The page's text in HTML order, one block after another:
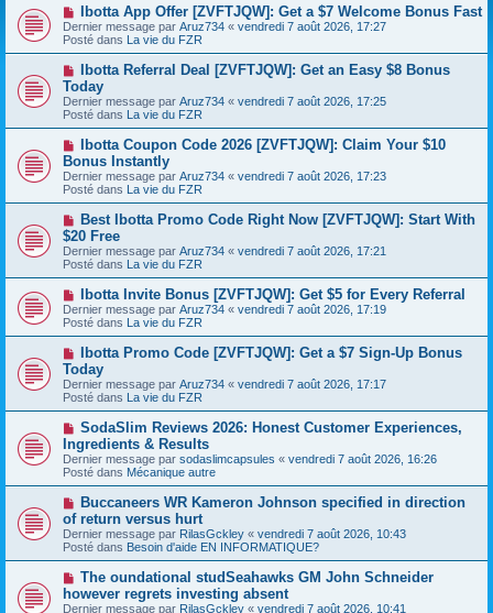
e
N
o
u
v
e
a
u
m
e
s
s
a
g
e
Ibotta App Offer [ZVFTJQW]: Get a $7 Welcome Bonus Fast
Dernier message par Aruz734 « vendredi 7 août 2026, 17:27
Posté dans La vie du FZR
N
u
v
e
a
m
e
s
a
g
e
Ibotta Referral Deal [ZVFTJQW]: Get an Easy $8 Bonus
Today
Dernier message par Aruz734 « vendredi 7 août 2026, 17:25
Posté dans La vie du FZR
N
u
v
e
a
m
e
s
a
g
e
Ibotta Coupon Code 2026 [ZVFTJQW]: Claim Your $10
Bonus Instantly
Dernier message par Aruz734 « vendredi 7 août 2026, 17:23
Posté dans La vie du FZR
N
o
u
v
e
a
m
e
s
s
a
g
e
Best Ibotta Promo Code Right Now [ZVFTJQW]: Start With
$20 Free
Dernier message par Aruz734 « vendredi 7 août 2026, 17:21
Posté dans La vie du FZR
N
o
u
v
e
a
u
m
e
s
s
a
g
e
Ibotta Invite Bonus [ZVFTJQW]: Get $5 for Every Referral
Dernier message par Aruz734 « vendredi 7 août 2026, 17:19
Posté dans La vie du FZR
N
u
v
e
a
u
m
e
s
a
g
e
Ibotta Promo Code [ZVFTJQW]: Get a $7 Sign-Up Bonus
Today
Dernier message par Aruz734 « vendredi 7 août 2026, 17:17
Posté dans La vie du FZR
N
u
v
e
a
m
e
s
a
e
SodaSlim Reviews 2026: Honest Customer Experiences,
Ingredients & Results
Dernier message par sodaslimcapsules « vendredi 7 août 2026, 16:26
Posté dans Mécanique autre
N
o
u
v
e
a
m
e
Buccaneers WR Kameron Johnson specified in direction
of return versus hurt
Dernier message par RilasGckley « vendredi 7 août 2026, 10:43
Posté dans Besoin d'aide EN INFORMATIQUE?
N
u
The oundational studSeahawks GM John Schneider
however regrets investing absent
Dernier message par RilasGckley « vendredi 7 août 2026, 10:41